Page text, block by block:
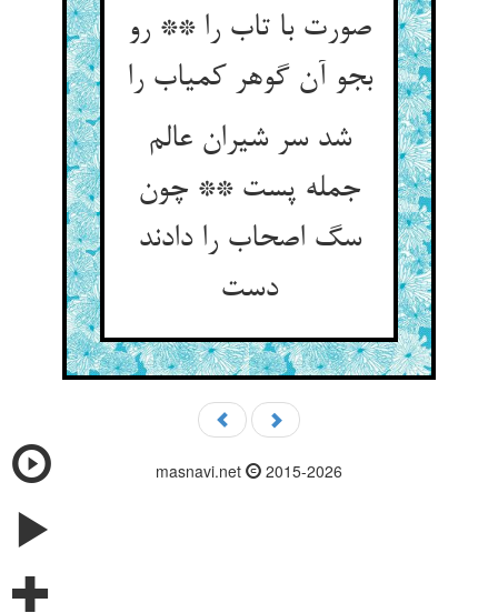
صورت با تاب را ** رو
بجو آن گوهر کمیاب را
شد سر شیران عالم
جمله پست ** چون
سگ اصحاب را دادند
masnavi.net 2015-2026